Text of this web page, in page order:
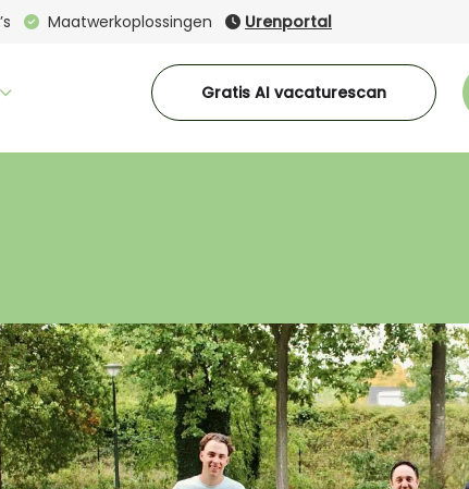
Maatwerkoplossingen Urenportal
Gratis AI vacaturescan